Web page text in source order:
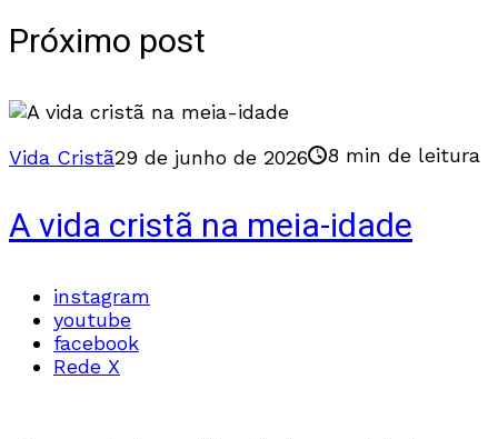
Próximo post
Vida Cristã29 de junho de 2026 8 min de leitura
A vida cristã na meia-idade
instagram
youtube
facebook
Rede X